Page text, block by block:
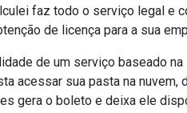
faz todo o serviço legal e
de licença para a sua
de um serviço baseado
acessar sua pasta na nuvem,
gera o boleto e deixa ele